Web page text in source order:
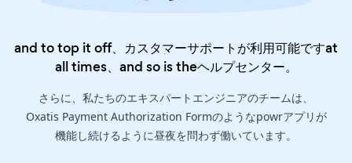
and to top it off、カスタマーサポートが利用可能ですat
all times、and so is theヘルプセンター。
さらに、私たちのエキスパートエンジニアのチームは、
Oxatis Payment Authorization Formのようなpowrアプリが
機能し続けるように昼夜を問わず働いています。